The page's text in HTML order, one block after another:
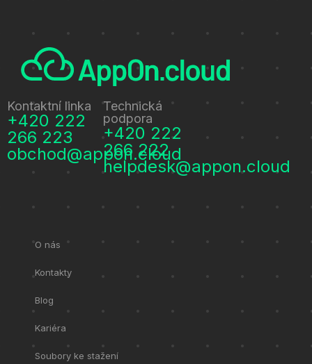
Kontaktní linka
+420 222
266 223
obchod@appon.cloud
Technická
podpora
+420 222
266 222
helpdesk@appon.cloud
O nás
Kontakty
Blog
Kariéra
Soubory ke stažení